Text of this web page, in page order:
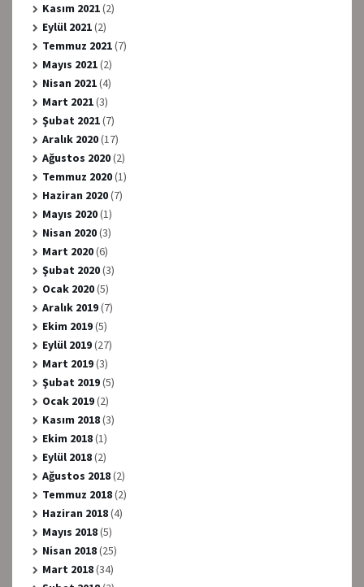
Kasım 2021(2)
Eylül 2021(2)
Temmuz 2021(7)
Mayıs 2021(2)
Nisan 2021(4)
Mart 2021(3)
Şubat 2021(7)
Aralık 2020(17)
Ağustos 2020(2)
Temmuz 2020(1)
Haziran 2020(7)
Mayıs 2020(1)
Nisan 2020(3)
Mart 2020(6)
Şubat 2020(3)
Ocak 2020(5)
Aralık 2019(7)
Ekim 2019(5)
Eylül 2019(27)
Mart 2019(3)
Şubat 2019(5)
Ocak 2019(2)
Kasım 2018(3)
Ekim 2018(1)
Eylül 2018(2)
Ağustos 2018(2)
Temmuz 2018(2)
Haziran 2018(4)
Mayıs 2018(5)
Nisan 2018(25)
Mart 2018(34)